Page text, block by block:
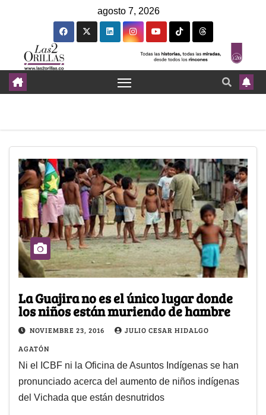
agosto 7, 2026
La Guajira no es el único lugar donde
los niños están muriendo de hambre
NOVIEMBRE 23, 2016
JULIO CESAR HIDALGO
AGATÓN
Ni el ICBF ni la Oficina de Asuntos Indígenas se han
pronunciado acerca del aumento de niños indígenas
del Vichada que están desnutridos